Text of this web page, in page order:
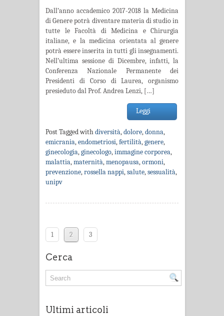
Dall’anno accademico 2017-2018 la Medicina
di Genere potrà diventare materia di studio in
tutte le Facoltà di Medicina e Chirurgia
italiane, e la medicina orientata al genere
potrà essere inserita in tutti gli insegnamenti.
Nell’ultima sessione di Dicembre, infatti, la
Conferenza Nazionale Permanente dei
Presidenti di Corso di Laurea, organismo
presieduto dal Prof. Andrea Lenzi, […]
Leggi
Post Tagged withdiversità,dolore,donna,
emicrania,endometriosi,fertilità,genere,
ginecologia,ginecologo,immagine corporea,
malattia,maternità,menopausa,ormoni,
prevenzione,rossella nappi,salute,sessualità,
unipv
1 2 3
Cerca
Ultimi articoli